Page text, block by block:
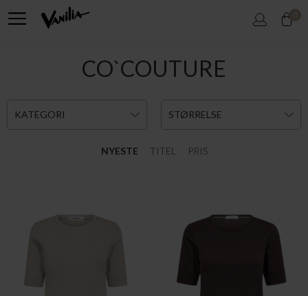
0
CO`COUTURE
KATEGORI STØRRELSE
NYESTE TITEL PRIS